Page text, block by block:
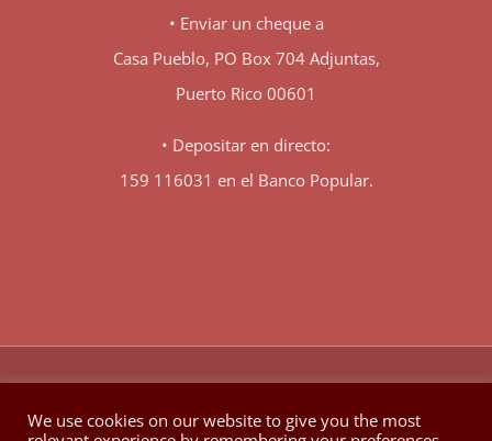
• Enviar un cheque a
Casa Pueblo, PO Box 704 Adjuntas,
Puerto Rico 00601
• Depositar en directo:
159 116031 en el Banco Popular.
We use cookies on our website to give you the most